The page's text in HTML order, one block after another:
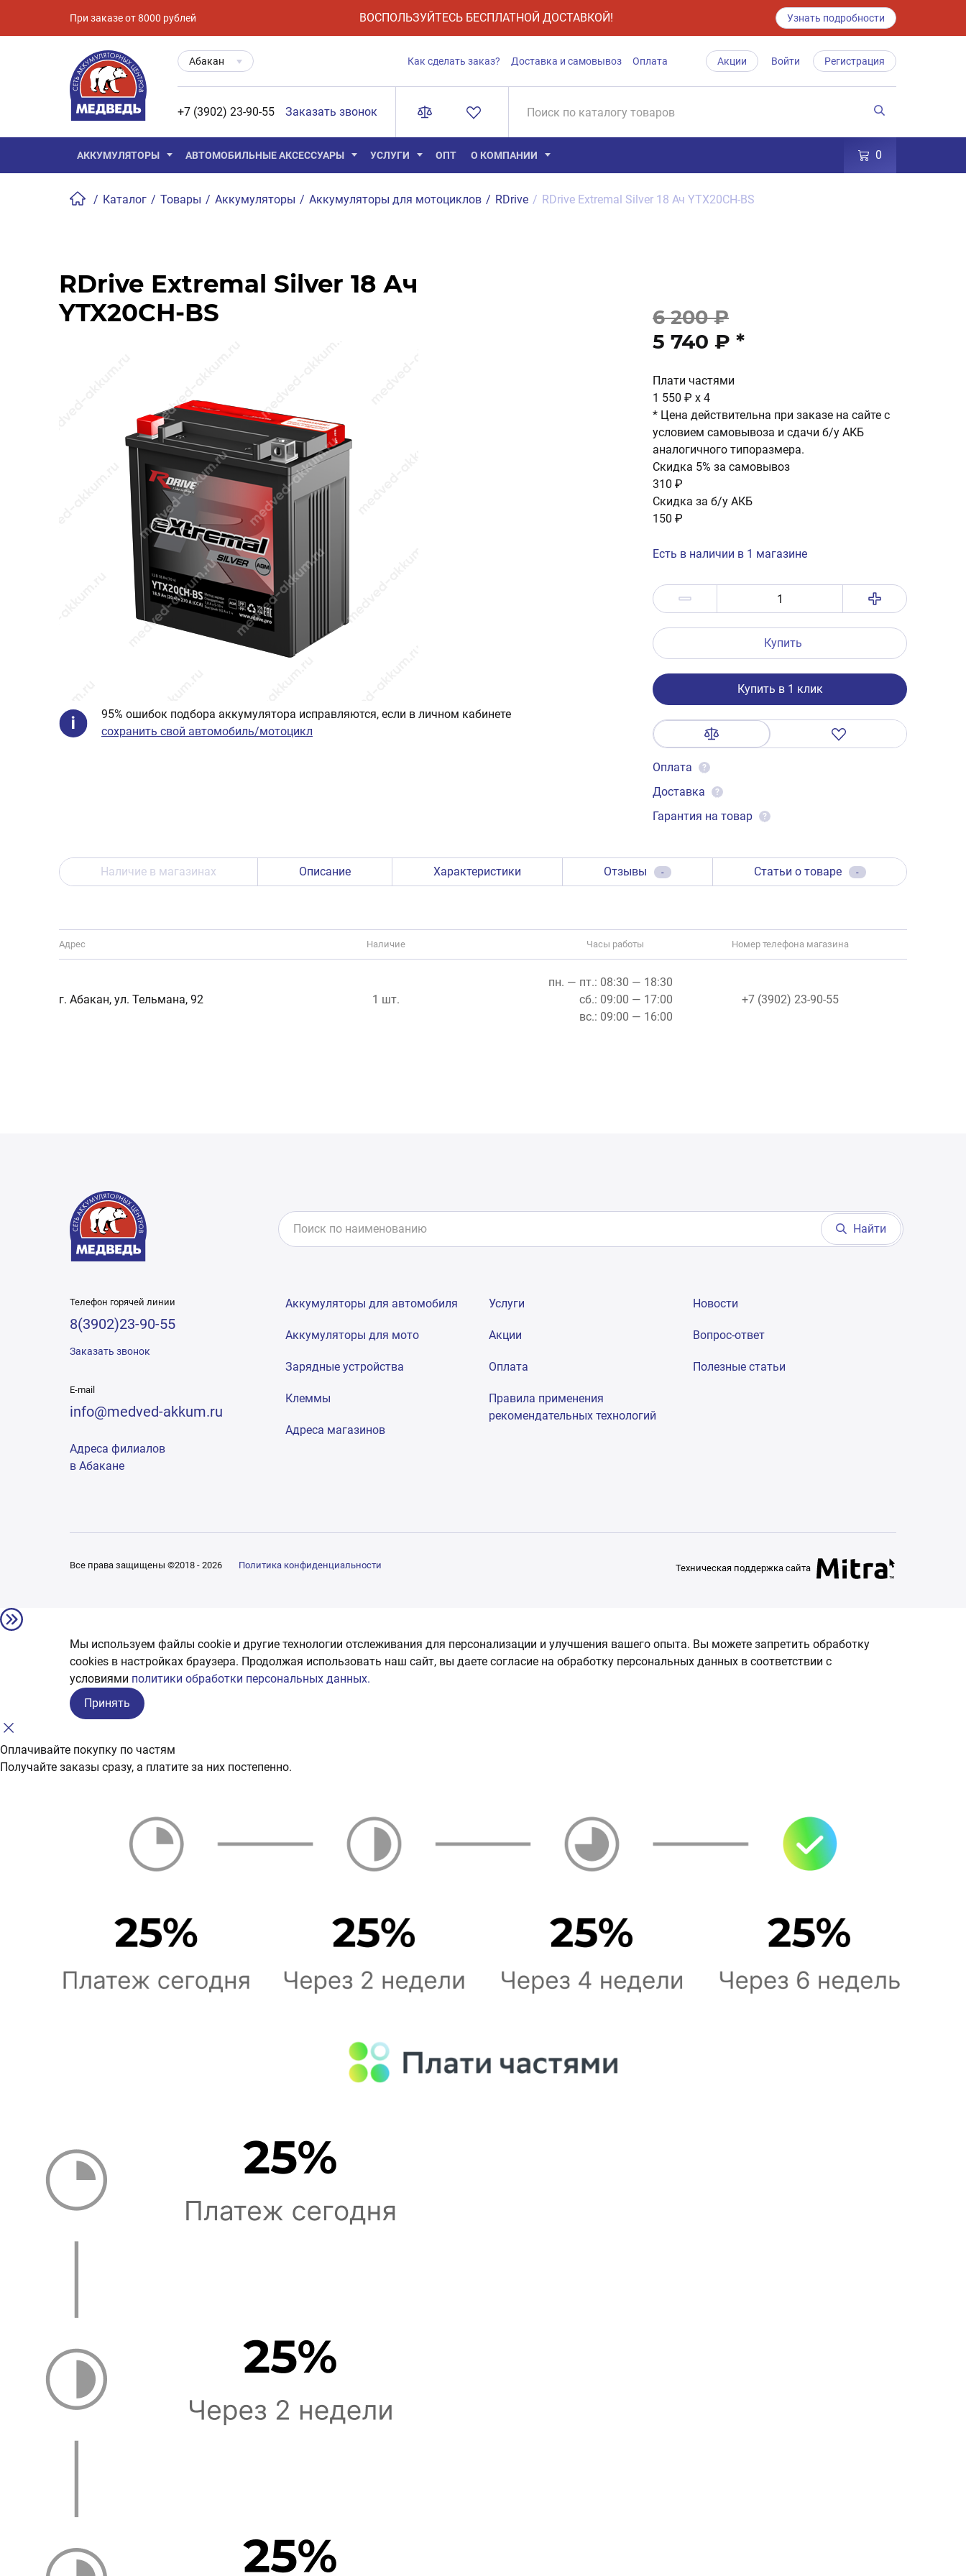
При заказе от 8000 рублей ВОСПОЛЬЗУЙТЕСЬ БЕСПЛАТНОЙ ДОСТАВКОЙ! Узнать подробности
Абакан Как сделать заказ? Доставка и самовывоз Оплата Акции Войти Регистрация
+7 (3902) 23-90-55 Заказать звонок
АККУМУЛЯТОРЫ АВТОМОБИЛЬНЫЕ АКСЕССУАРЫ УСЛУГИ ОПТ О КОМПАНИИ 0
/ Каталог / Товары / Аккумуляторы / Аккумуляторы для мотоциклов / RDrive / RDrive Extremal Silver 18 Ач YTX20CH-BS
RDrive Extremal Silver 18 Ач
YTX20CH-BS
95% ошибок подбора аккумулятора исправляются, если в личном кабинете
сохранить свой автомобиль/мотоцикл
6 200 ₽
5 740 ₽ *
Плати частями
1 550 ₽ x 4
* Цена действительна при заказе на сайте с
условием самовывоза и сдачи б/у АКБ
аналогичного типоразмера.
Скидка 5% за самовывоз
310 ₽
Скидка за б/у АКБ
150 ₽
Есть в наличии в 1 магазине
Купить
Купить в 1 клик
Оплата ?
Доставка ?
Гарантия на товар ?
Наличие в магазинах Описание Характеристики Отзывы - Статьи о товаре -
Адрес Наличие Часы работы Номер телефона магазина
г. Абакан, ул. Тельмана, 92 1 шт.
пн. — пт.: 08:30 — 18:30
сб.: 09:00 — 17:00
вс.: 09:00 — 16:00
+7 (3902) 23-90-55
Найти
Телефон горячей линии
8(3902)23-90-55
Заказать звонок
E-mail
info@medved-akkum.ru
Адреса филиалов
в Абакане
Аккумуляторы для автомобиля
Аккумуляторы для мото
Зарядные устройства
Клеммы
Адреса магазинов
Услуги
Акции
Оплата
Правила применения
рекомендательных технологий
Новости
Вопрос-ответ
Полезные статьи
Все права защищены ©2018 - 2026 Политика конфиденциальности Техническая поддержка сайта
Мы используем файлы cookie и другие технологии отслеживания для персонализации и улучшения вашего опыта. Вы можете запретить обработку
сookies в настройках браузера. Продолжая использовать наш сайт, вы даете согласие на обработку персональных данных в соответствии с
условиями политики обработки персональных данных.
Принять
Оплачивайте покупку по частям
Получайте заказы сразу, а платите за них постепенно.